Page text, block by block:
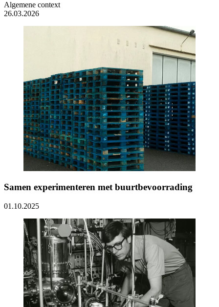
Algemene context
26.03.2026
Samen experimenteren met buurtbevoorrading
01.10.2025